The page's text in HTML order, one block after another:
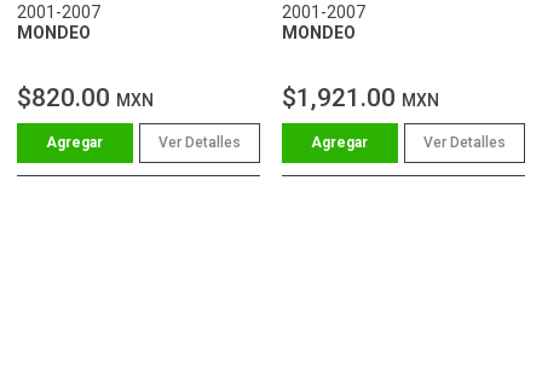
2001-2007
MONDEO
$820.00 MXN
Ver Detalles
2001-2007
MONDEO
$1,921.00 MXN
Ver Detalles